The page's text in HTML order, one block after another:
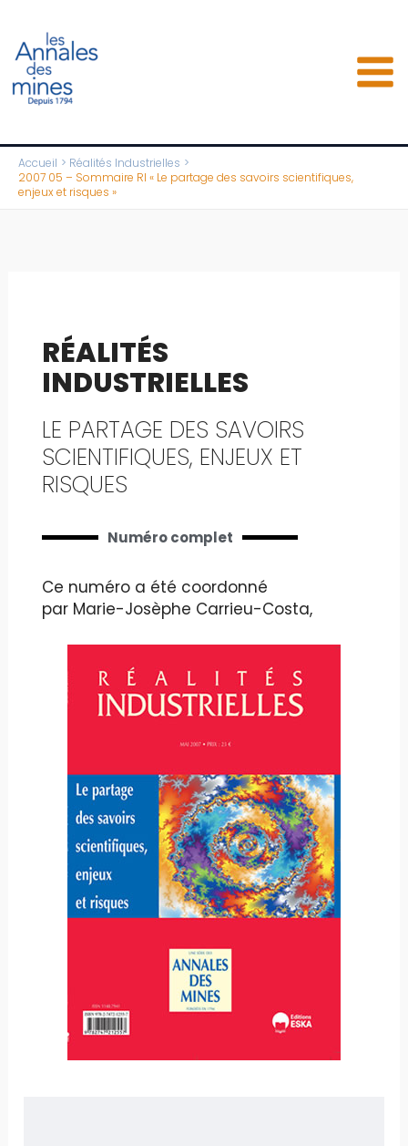
contenu
Accueil
Réalités Industrielles
2007 05 – Sommaire RI « Le partage des savoirs scientifiques,
enjeux et risques »
RÉALITÉS
INDUSTRIELLES
LE PARTAGE DES SAVOIRS
SCIENTIFIQUES, ENJEUX ET
RISQUES
Numéro complet
Ce numéro a été coordonné
par Marie-Josèphe Carrieu-Costa,